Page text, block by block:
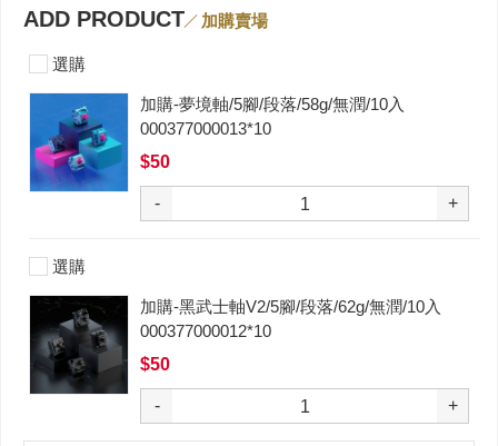
ADD PRODUCT 加購賣場
選購
加購-夢境軸/5腳/段落/58g/無潤/10入
000377000013*10
$50
- +
選購
加購-黑武士軸V2/5腳/段落/62g/無潤/10入
000377000012*10
$50
- +